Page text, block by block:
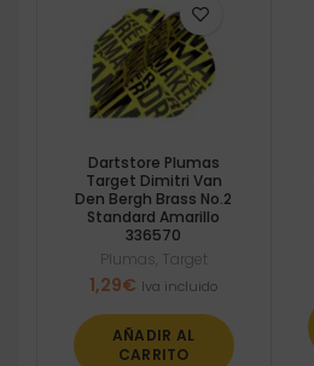
Dartstore Plumas
Target Dimitri Van
Den Bergh Brass No.2
Standard Amarillo
336570
Plumas Target
1,29€ Iva incluido
AÑADIR AL
CARRITO